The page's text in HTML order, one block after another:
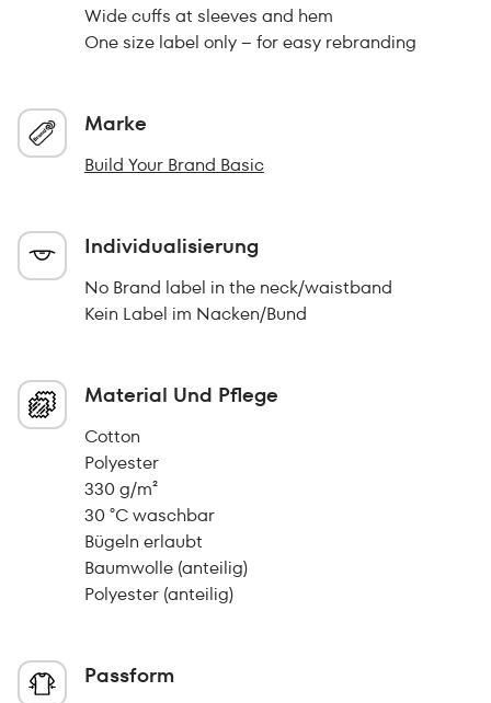
Wide cuffs at sleeves and hem
One size label only – for easy rebranding
Marke
Build Your Brand Basic
Individualisierung
No Brand label in the neck/waistband
Kein Label im Nacken/Bund
Material Und Pflege
Cotton
Polyester
330 g/m²
30 °C waschbar
Bügeln erlaubt
Baumwolle (anteilig)
Polyester (anteilig)
Passform